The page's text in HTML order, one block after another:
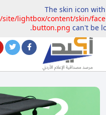
The skin icon
lightbox/content/skin/
button.png can't be